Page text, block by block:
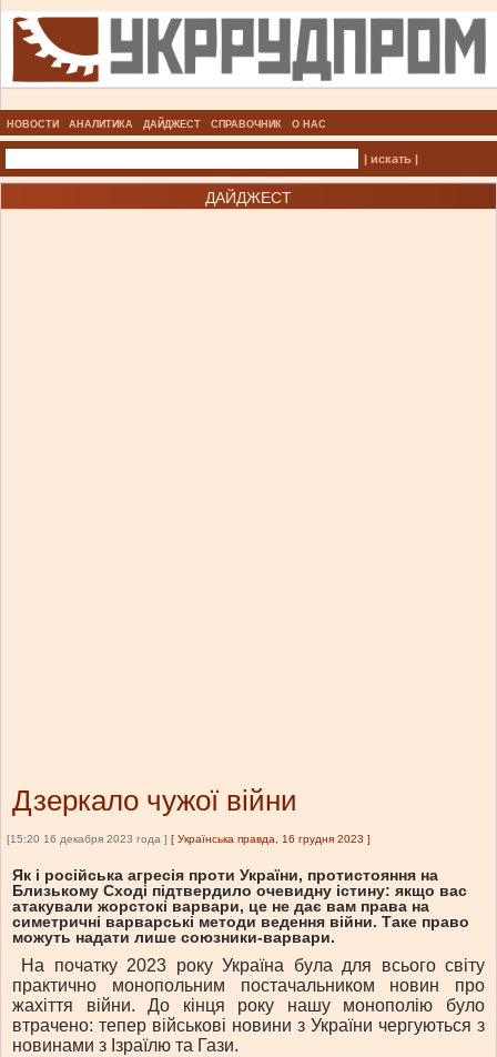
НОВОСТИ АНАЛИТИКА ДАЙДЖЕСТ СПРАВОЧНИК О НАС
| искать |
ДАЙДЖЕСТ
Дзеркало чужої війни
[15:20 16 декабря 2023 года ] [ Українська правда, 16 грудня 2023 ]
Як і російська агресія проти України, протистояння на
Близькому Сході підтвердило очевидну істину: якщо вас
атакували жорстокі варвари, це не дає вам права на
симетричні варварські методи ведення війни. Таке право
можуть надати лише союзники-варвари.
На початку 2023 року Україна була для всього світу
практично монопольним постачальником новин про
жахіття війни. До кінця року нашу монополію було
втрачено: тепер військові новини з України чергуються з
новинами з Ізраїлю та Гази.